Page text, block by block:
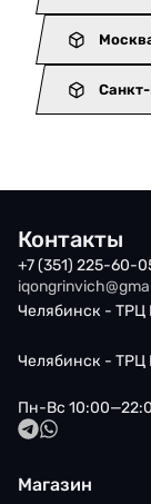
Контакты
+7 (351) 225-60-
Челябинск - ТРЦ
Челябинск - ТРЦ
Пн-Вс
Магазин